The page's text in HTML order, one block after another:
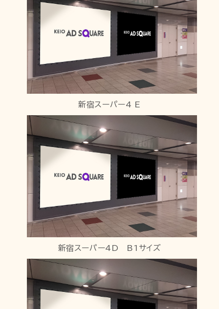
新宿スーパー4 E
新宿スーパー4D B1サイズ